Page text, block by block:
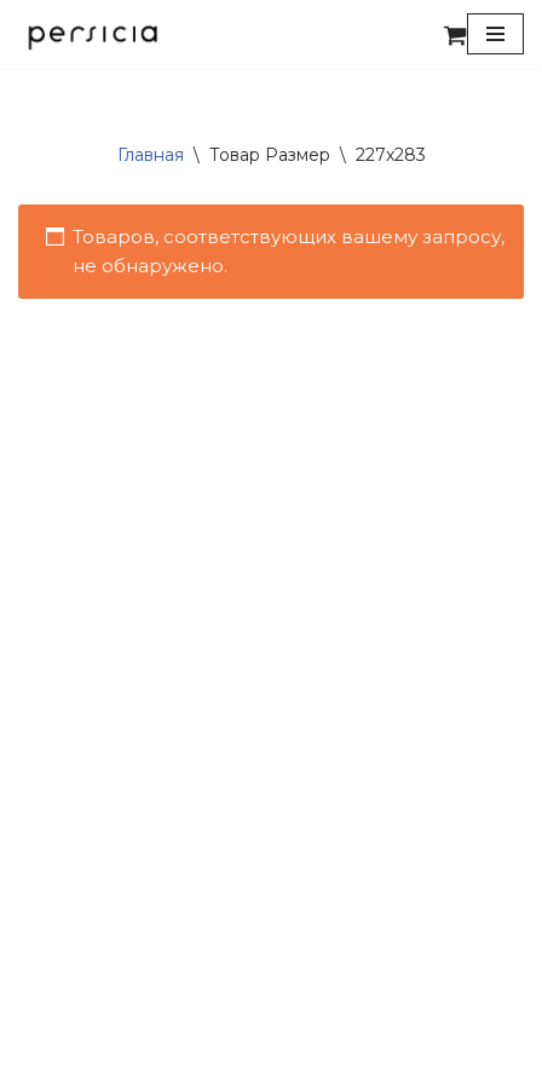
Главная \ Товар Размер \ 227x283
Товаров, соответствующих вашему запросу,
не обнаружено.